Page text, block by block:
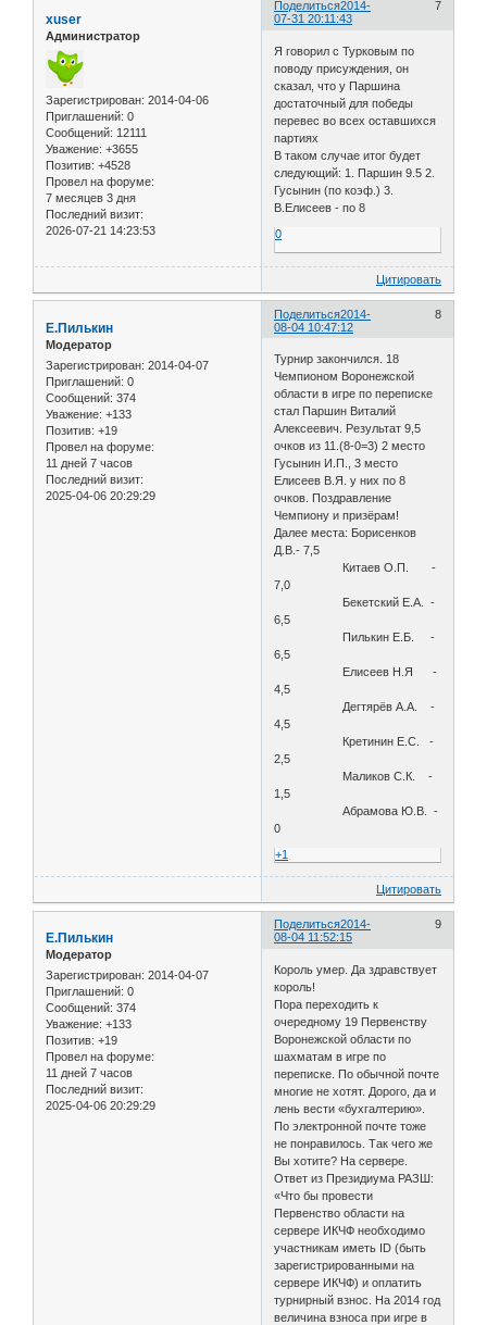
Поделиться 7
2014-
07-31 20:11:43
xuser
Администратор
Зарегистрирован: 2014-04-06
Приглашений: 0
Сообщений: 12111
Уважение: +3655
Позитив: +4528
Провел на форуме:
7 месяцев 3 дня
Последний визит:
2026-07-21 14:23:53
Я говорил с Турковым по
поводу присуждения, он
сказал, что у Паршина
достаточный для победы
перевес во всех оставшихся
партиях
В таком случае итог будет
следующий: 1. Паршин 9.5 2.
Гусынин (по коэф.) 3.
В.Елисеев - по 8
0
Цитировать
Поделиться 8
2014-
08-04 10:47:12
Е.Пилькин
Модератор
Зарегистрирован: 2014-04-07
Приглашений: 0
Сообщений: 374
Уважение: +133
Позитив: +19
Провел на форуме:
11 дней 7 часов
Последний визит:
2025-04-06 20:29:29
Турнир закончился. 18
Чемпионом Воронежской
области в игре по переписке
стал Паршин Виталий
Алексеевич. Результат 9,5
очков из 11.(8-0=3) 2 место
Гусынин И.П., 3 место
Елисеев В.Я. у них по 8
очков. Поздравление
Чемпиону и призёрам!
Далее места: Борисенков
Д.В.- 7,5
Китаев О.П. -
7,0
Бекетский Е.А. -
6,5
Пилькин Е.Б. -
6,5
Елисеев Н.Я -
4,5
Дегтярёв А.А. -
4,5
Кретинин Е.С. -
2,5
Маликов С.К. -
1,5
Абрамова Ю.В. -
0
+1
Цитировать
Поделиться 9
2014-
08-04 11:52:15
Е.Пилькин
Модератор
Зарегистрирован: 2014-04-07
Приглашений: 0
Сообщений: 374
Уважение: +133
Позитив: +19
Провел на форуме:
11 дней 7 часов
Последний визит:
2025-04-06 20:29:29
Король умер. Да здравствует
король!
Пора переходить к
очередному 19 Первенству
Воронежской области по
шахматам в игре по
переписке. По обычной почте
многие не хотят. Дорого, да и
лень вести «бухгалтерию».
По электронной почте тоже
не понравилось. Так чего же
Вы хотите? На сервере.
Ответ из Президиума РАЗШ:
«Что бы провести
Первенство области на
сервере ИКЧФ необходимо
участникам иметь ID (быть
зарегистрированными на
сервере ИКЧФ) и оплатить
турнирный взнос. На 2014 год
величина взноса при игре в